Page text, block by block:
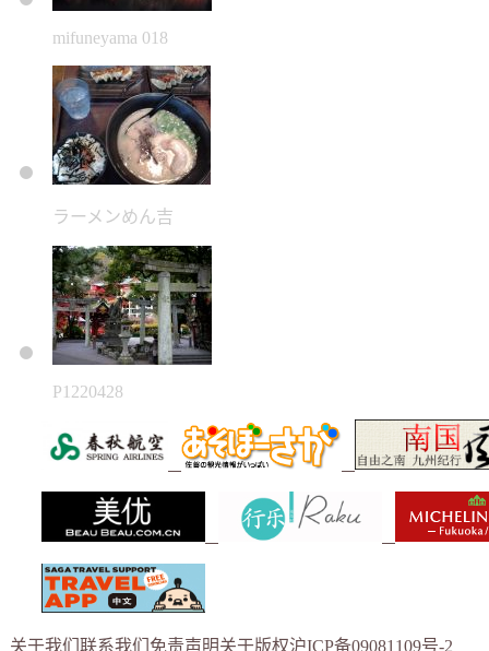
mifuneyama 018
ラーメンめん吉
P1220428
关于我们 联系我们 免责声明关于版权沪ICP备09081109号-2